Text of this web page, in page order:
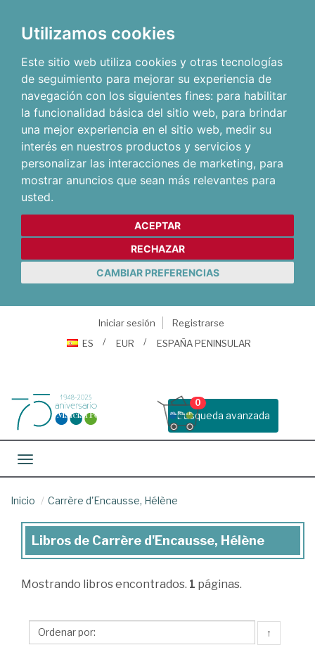
Utilizamos cookies
Este sitio web utiliza cookies y otras tecnologías
de seguimiento para mejorar su experiencia de
navegación con los siguientes fines: para habilitar
la funcionalidad básica del sitio web, para brindar
una mejor experiencia en el sitio web, medir su
interés en nuestros productos y servicios y
personalizar las interacciones de marketing, para
mostrar anuncios que sean más relevantes para
usted.
ACEPTAR
RECHAZAR
CAMBIAR PREFERENCIAS
Iniciar sesión
Registrarse
ES
EUR ESPAÑA PENINSULAR
Busqueda avanzada
0
Toggle navigation
Inicio Carrère d'Encausse, Hélène
Libros
Carrère
Hélène
Libros de Carrère d'Encausse, Hélène
Mostrando libros encontrados. 1 páginas.
↑